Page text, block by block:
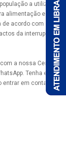
a utilizar a
alimentação e
acordo com o
da interrupção
a nossa Central
Tenha em
em contato.